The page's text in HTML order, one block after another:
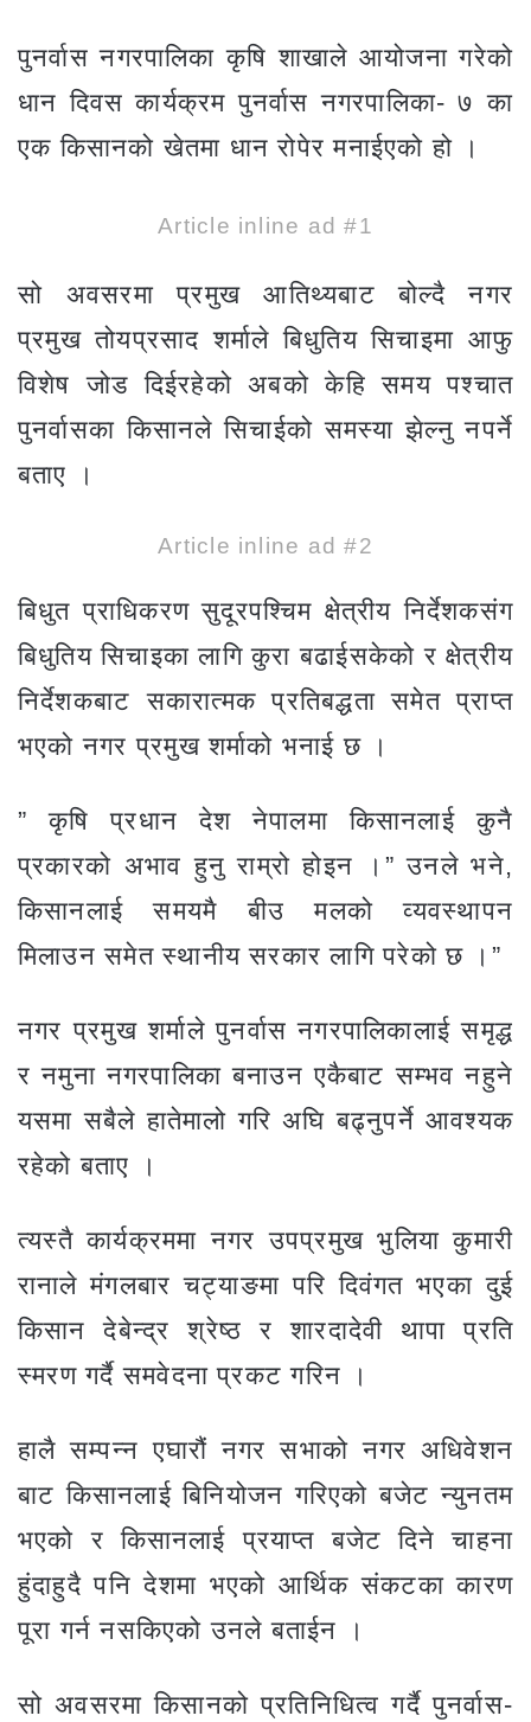
पुनर्वास नगरपालिका कृषि शाखाले आयोजना गरेको
धान दिवस कार्यक्रम पुनर्वास नगरपालिका- ७ का
एक किसानको खेतमा धान रोपेर मनाईएको हो ।
Article inline ad #1
सो अवसरमा प्रमुख आतिथ्यबाट बोल्दै नगर
प्रमुख तोयप्रसाद शर्माले बिधुतिय सिचाइमा आफु
विशेष जोड दिईरहेको अबको केहि समय पश्चात
पुनर्वासका किसानले सिचाईको समस्या झेल्नु नपर्ने
बताए ।
Article inline ad #2
बिधुत प्राधिकरण सुदूरपश्चिम क्षेत्रीय निर्देशकसंग
बिधुतिय सिचाइका लागि कुरा बढाईसकेको र क्षेत्रीय
निर्देशकबाट सकारात्मक प्रतिबद्धता समेत प्राप्त
भएको नगर प्रमुख शर्माको भनाई छ ।
” कृषि प्रधान देश नेपालमा किसानलाई कुनै
प्रकारको अभाव हुनु राम्रो होइन ।” उनले भने,
किसानलाई समयमै बीउ मलको व्यवस्थापन
मिलाउन समेत स्थानीय सरकार लागि परेको छ ।”
नगर प्रमुख शर्माले पुनर्वास नगरपालिकालाई समृद्ध
र नमुना नगरपालिका बनाउन एकैबाट सम्भव नहुने
यसमा सबैले हातेमालो गरि अघि बढ्नुपर्ने आवश्यक
रहेको बताए ।
त्यस्तै कार्यक्रममा नगर उपप्रमुख भुलिया कुमारी
रानाले मंगलबार चट्याङमा परि दिवंगत भएका दुई
किसान देबेन्द्र श्रेष्ठ र शारदादेवी थापा प्रति
स्मरण गर्दै समवेदना प्रकट गरिन ।
हालै सम्पन्न एघारौं नगर सभाको नगर अधिवेशन
बाट किसानलाई बिनियोजन गरिएको बजेट न्युनतम
भएको र किसानलाई प्रयाप्त बजेट दिने चाहना
हुंदाहुदै पनि देशमा भएको आर्थिक संकटका कारण
पूरा गर्न नसकिएको उनले बताईन ।
सो अवसरमा किसानको प्रतिनिधित्व गर्दै पुनर्वास-